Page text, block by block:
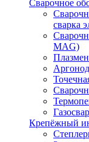
Сварочное
сварка
MAG)
Крепёжный